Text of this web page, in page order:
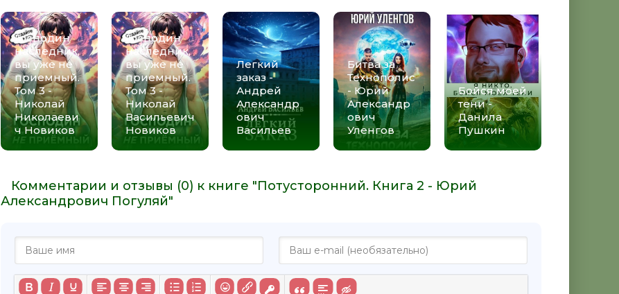
Господин
наследник,
вы уже не
приемный.
Том 3 -
Николай
Николаеви
ч Новиков
Господин
наследник,
вы уже не
приемный.
Том 3 -
Николай
Васильевич
Новиков
Легкий
заказ -
Андрей
Александр
ович
Васильев
Битва за
Технополис
- Юрий
Александр
ович
Уленгов
Бойся моей
тени -
Данила
Пушкин
Комментарии и отзывы (0) к книге "Потусторонний. Книга 2 - Юрий
Александрович Погуляй"